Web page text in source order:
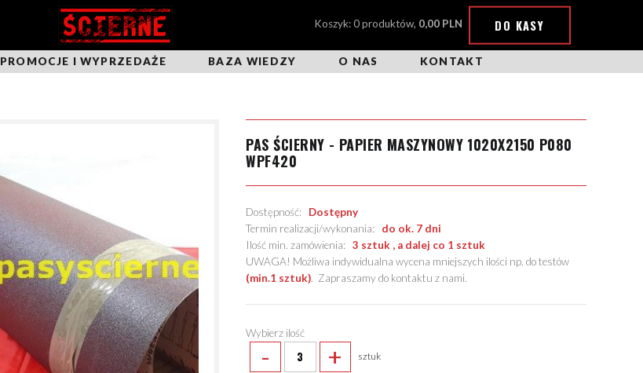
Koszyk: 0 produktów, 0,00 PLN DO KASY
PROMOCJE I WYPRZEDAŻE BAZA WIEDZY O NAS KONTAKT
PAS ŚCIERNY - PAPIER MASZYNOWY 1020X2150 P080
WPF420
Dostępność: Dostępny
Termin realizacji/wykonania: do ok. 7 dni
Ilość min. zamówienia:3 sztuk , a dalej co 1 sztuk
UWAGA! Możliwa indywidualna wycena mniejszych ilości np. do testów
(min.1 sztuk). Zapraszamy do kontaktu z nami.
Wybierz ilość
- + sztuk